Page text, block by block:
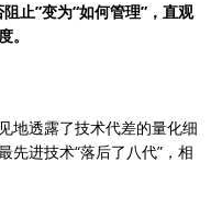
止”变为“如何管理”，直观
。
地透露了技术代差的量化细
先进技术“落后了八代”，相